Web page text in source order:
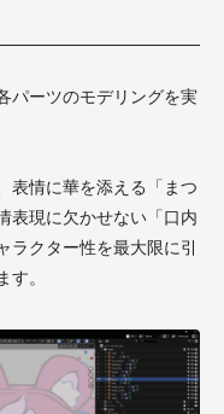
パーツのモデリングを実
表情に華を添える「まつ
表現に欠かせない「口内
ラクター性を最大限に引
す。